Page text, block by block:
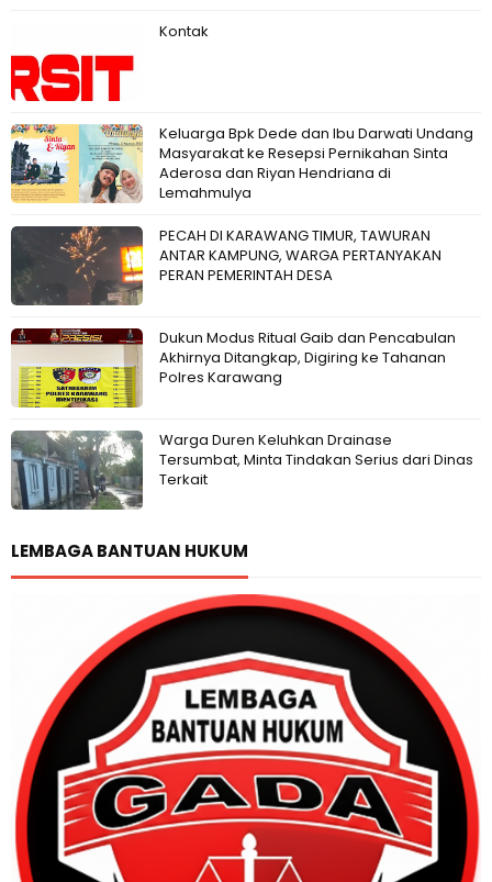
Kontak
Keluarga Bpk Dede dan Ibu Darwati Undang
Masyarakat ke Resepsi Pernikahan Sinta
Aderosa dan Riyan Hendriana di
Lemahmulya
PECAH DI KARAWANG TIMUR, TAWURAN
ANTAR KAMPUNG, WARGA PERTANYAKAN
PERAN PEMERINTAH DESA
Dukun Modus Ritual Gaib dan Pencabulan
Akhirnya Ditangkap, Digiring ke Tahanan
Polres Karawang
Warga Duren Keluhkan Drainase
Tersumbat, Minta Tindakan Serius dari Dinas
Terkait
LEMBAGA BANTUAN HUKUM